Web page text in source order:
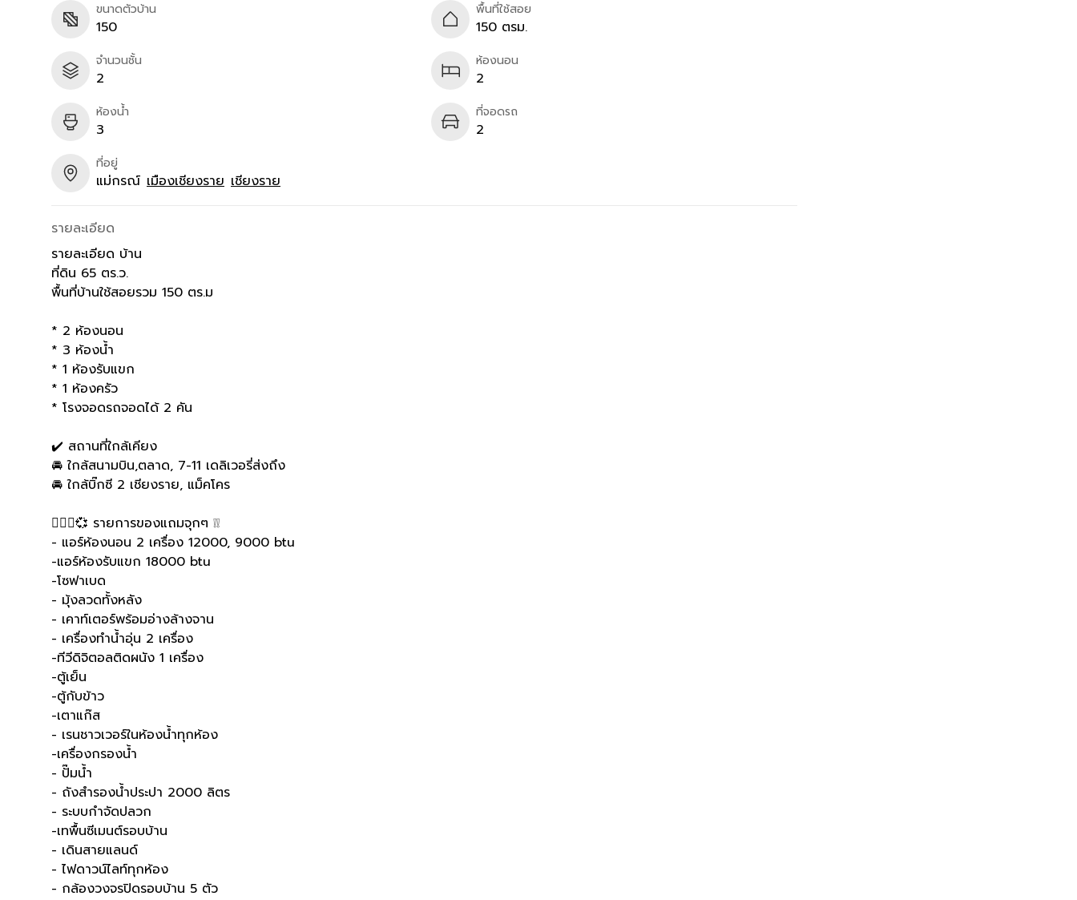
ขนาดตัวบ้าน
150
พื้นที่ใช้สอย
150 ตรม.
จำนวนชั้น
2
ห้องนอน
2
ห้องน้ำ
3
ที่จอดรถ
2
ที่อยู่
แม่กรณ์ เมืองเชียงราย เชียงราย
รายละเอียด
รายละเอียด บ้าน
ที่ดิน 65 ตร.ว.
พื้นที่บ้านใช้สอยรวม 150 ตร.ม
* 2 ห้องนอน
* 3 ห้องน้ำ
* 1 ห้องรับแขก
* 1 ห้องครัว
* โรงจอดรถจอดได้ 2 คัน
✔️ สถานที่ใกล้เคียง
🚘 ใกล้สนามบิน,ตลาด, 7-11 เดลิเวอรี่ส่งถึง
🚘 ใกล้บิ๊กซี 2 เชียงราย, แม็คโคร
🙇🏼‍♀️💞 รายการของแถมจุกๆ ❕❕
- แอร์ห้องนอน 2 เครื่อง 12000, 9000 btu
-แอร์ห้องรับแขก 18000 btu
-โซฟาเบด
- มุ้งลวดทั้งหลัง
- เคาท์เตอร์พร้อมอ่างล้างจาน
- เครื่องทำน้ำอุ่น 2 เครื่อง
-ทีวีดิจิตอลติดผนัง 1 เครื่อง
-ตู้เย็น
-ตู้กับข้าว
-เตาแก๊ส
- เรนชาวเวอร์ในห้องน้ำทุกห้อง
-เครื่องกรองน้ำ
- ปั๊มน้ำ
- ถังสำรองน้ำประปา 2000 ลิตร
- ระบบกำจัดปลวก
-เทพื้นซีเมนต์รอบบ้าน
- เดินสายแลนด์
- ไฟดาวน์ไลท์ทุกห้อง
- กล้องวงจรปิดรอบบ้าน 5 ตัว